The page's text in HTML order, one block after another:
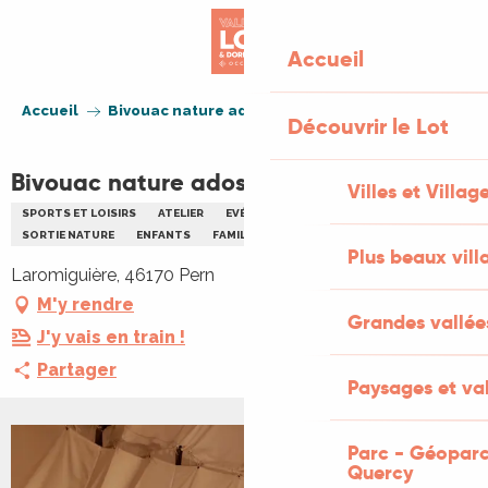
Accueil
Découvrir le Lot
Villes et
Plus beaux
Grandes
Paysages et
Parc -
Quercy
Accueil Bivouac nature ados
Bivouac nature ados
SPORTS ET LOISIRS ATELIER
EVÉNEMENT JEUNE PUBLIC
SORTIE NATURE
ENFANTS FAMILLE
Laromiguière, 46170 Pern
M'y rendre
J'y vais en train !
Partager
+2 PHOTOS